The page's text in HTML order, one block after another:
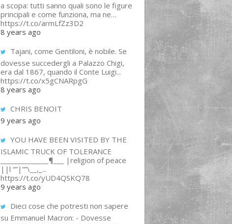
a scopa: tutti sanno quali sono le figure
principali e come funziona, ma ne…
https://t.co/armLfZz3D2
8 years ago
Tajani, come Gentiloni, è nobile. Se
dovesse succedergli a Palazzo Chigi,
era dal 1867, quando il Conte Luigi...
https://t.co/x5gCNARpgG
8 years ago
CHRIS BENOIT
9 years ago
YOU HAVE BEEN VISITED BY THE
ISLAMIC TRUCK OF TOLERANCE
______________¶___ |religion of peace
||l “”|””\__,_...
https://t.co/yUD4QSKQ78
9 years ago
Dieci cose che potresti non sapere
su Emmanuel Macron: - Dovesse